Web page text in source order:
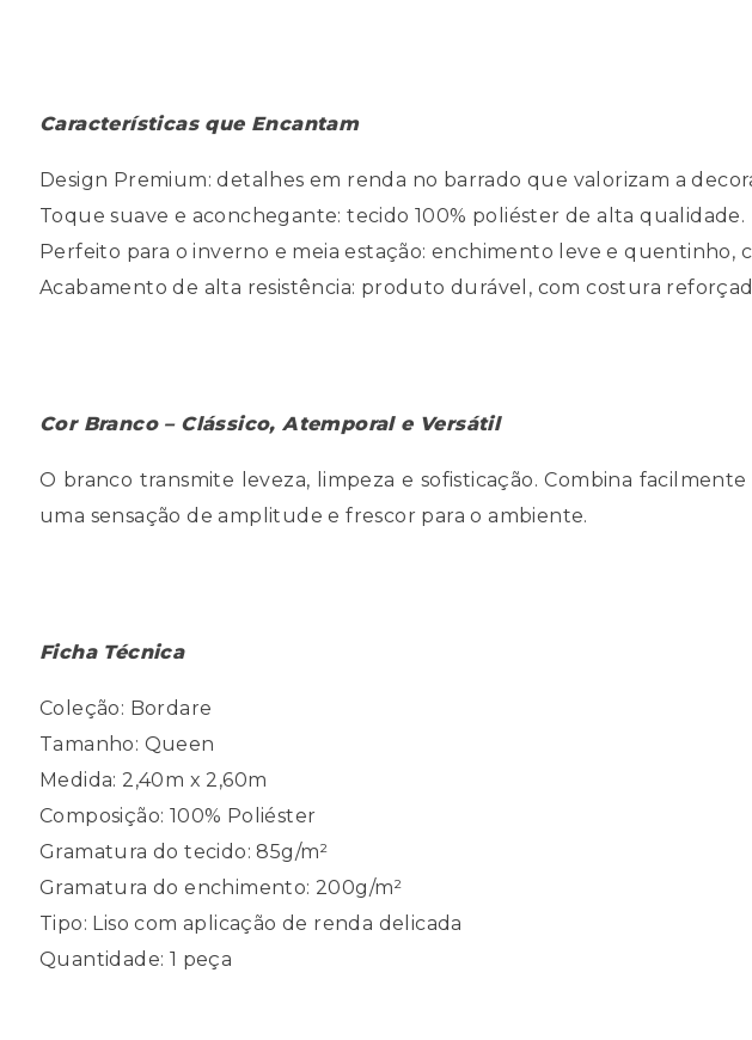
Características que Encantam
Design Premium: detalhes em renda no barrado que valorizam a
Toque suave e aconchegante: tecido 100% poliéster de alta qualidade.
Perfeito para o inverno e meia estação: enchimento leve e quentinho,
Acabamento de alta resistência: produto durável, com costura
Cor Branco – Clássico, Atemporal e Versátil
O branco transmite leveza, limpeza e sofisticação. Combina
uma sensação de amplitude e frescor para o ambiente.
Ficha Técnica
Coleção: Bordare
Tamanho: Queen
Medida: 2,40m x 2,60m
Composição: 100% Poliéster
Gramatura do tecido: 85g/m²
Gramatura do enchimento: 200g/m²
Tipo: Liso com aplicação de renda delicada
Quantidade: 1 peça